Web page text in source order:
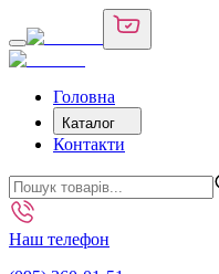
Головна
Каталог
Контакти
Наш телефон